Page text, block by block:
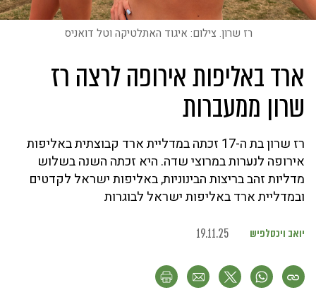
רז שרון. צילום: איגוד האתלטיקה וטל דואניס
ארד באליפות אירופה לרצה רז
שרון ממעברות
רז שרון בת ה-17 זכתה במדליית ארד קבוצתית באליפות
אירופה לנערות במרוצי שדה. היא זכתה השנה בשלוש
מדליות זהב בריצות הבינוניות, באליפות ישראל לקדטים
ובמדליית ארד באליפות ישראל לבוגרות
יואב ויכסלפיש 19.11.25